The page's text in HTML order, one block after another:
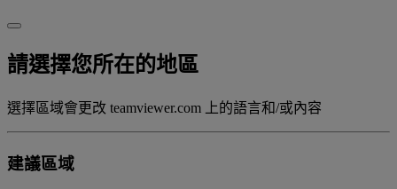
請選擇您所在的地區
選擇區域會更改 teamviewer.com 上的語言和/或內容
建議區域